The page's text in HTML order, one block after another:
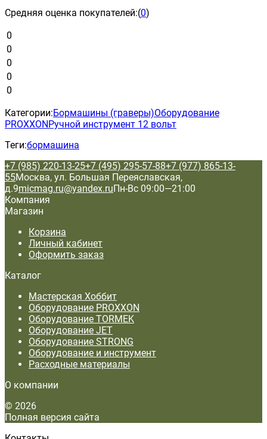
Средняя оценка покупателей:(0)
0
0
0
0
0
Категории:Бормашины (граверы)Оборудование
PROXXONРучной инструмент 12 вольт
Теги:бормашина
+7 (985) 220-13-25+7 (495) 295-57-88+7 (977) 865-13-
55Москва, ул. Большая Переяславская,
д.9micmag.ru@yandex.ruПн-Вс 09:00—21:00
Компания
Магазин
Корзина
Личный кабинет
Оформить заказ
Каталог
Мастерская Хоббит
Оборудование PROXXON
Оборудование TORMEK
Оборудование JET
Оборудование STRONG
Оборудование и инструмент
Расходные материалы
О компании
© 2026
Полная версия сайта